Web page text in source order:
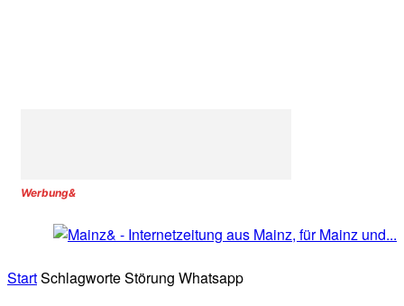
Werbung&
StartSchlagworteStörung Whatsapp